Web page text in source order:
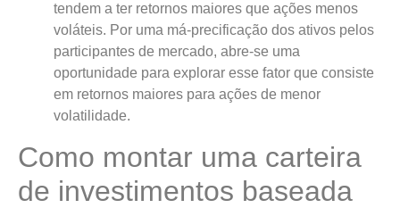
tendem a ter retornos maiores que ações menos
voláteis. Por uma má-precificação dos ativos pelos
participantes de mercado, abre-se uma
oportunidade para explorar esse fator que consiste
em retornos maiores para ações de menor
volatilidade.
Como montar uma carteira
de investimentos baseada